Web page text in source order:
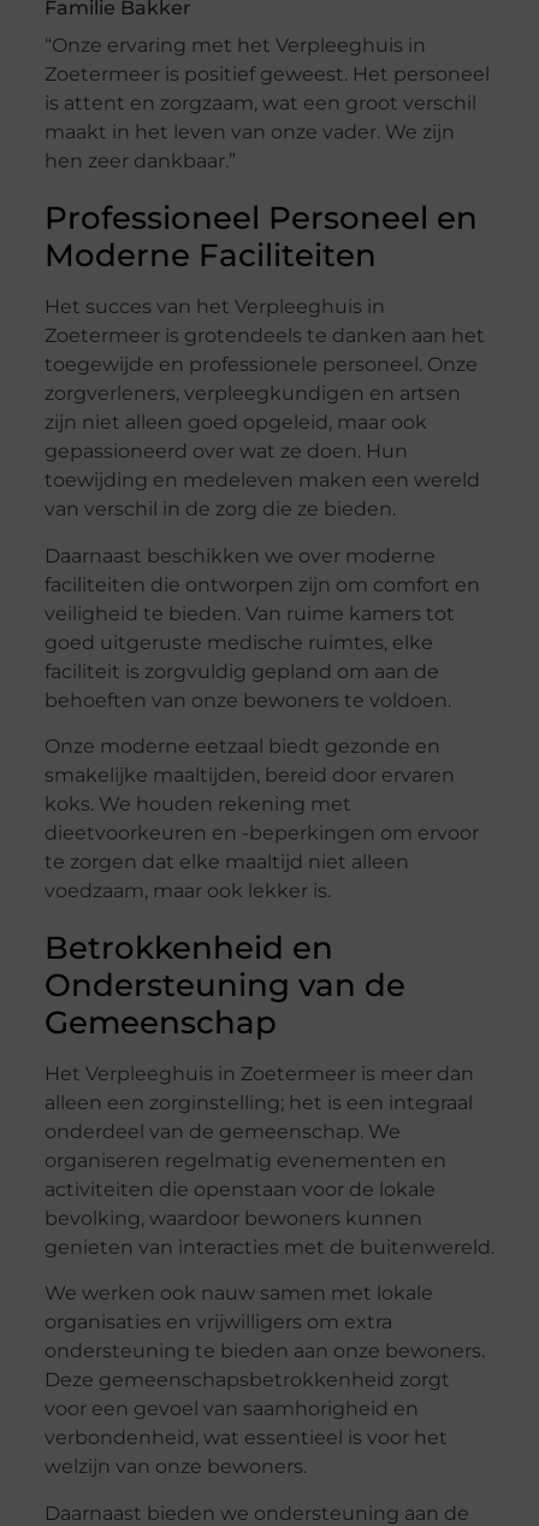
Familie Bakker
“Onze ervaring met het Verpleeghuis in
Zoetermeer is positief geweest. Het personeel
is attent en zorgzaam, wat een groot verschil
maakt in het leven van onze vader. We zijn
hen zeer dankbaar.”
Professioneel Personeel en
Moderne Faciliteiten
Het succes van het Verpleeghuis in
Zoetermeer is grotendeels te danken aan het
toegewijde en professionele personeel. Onze
zorgverleners, verpleegkundigen en artsen
zijn niet alleen goed opgeleid, maar ook
gepassioneerd over wat ze doen. Hun
toewijding en medeleven maken een wereld
van verschil in de zorg die ze bieden.
Daarnaast beschikken we over moderne
faciliteiten die ontworpen zijn om comfort en
veiligheid te bieden. Van ruime kamers tot
goed uitgeruste medische ruimtes, elke
faciliteit is zorgvuldig gepland om aan de
behoeften van onze bewoners te voldoen.
Onze moderne eetzaal biedt gezonde en
smakelijke maaltijden, bereid door ervaren
koks. We houden rekening met
dieetvoorkeuren en -beperkingen om ervoor
te zorgen dat elke maaltijd niet alleen
voedzaam, maar ook lekker is.
Betrokkenheid en
Ondersteuning van de
Gemeenschap
Het Verpleeghuis in Zoetermeer is meer dan
alleen een zorginstelling; het is een integraal
onderdeel van de gemeenschap. We
organiseren regelmatig evenementen en
activiteiten die openstaan voor de lokale
bevolking, waardoor bewoners kunnen
genieten van interacties met de buitenwereld.
We werken ook nauw samen met lokale
organisaties en vrijwilligers om extra
ondersteuning te bieden aan onze bewoners.
Deze gemeenschapsbetrokkenheid zorgt
voor een gevoel van saamhorigheid en
verbondenheid, wat essentieel is voor het
welzijn van onze bewoners.
Daarnaast bieden we ondersteuning aan de